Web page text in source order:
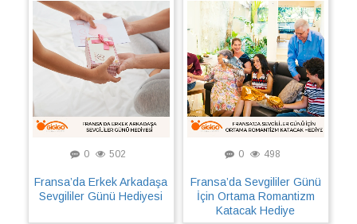
0 502
Fransa’da Erkek Arkadaşa
Sevgililer Günü Hediyesi
0 498
Fransa’da Sevgililer Günü
İçin Ortama Romantizm
Katacak Hediye